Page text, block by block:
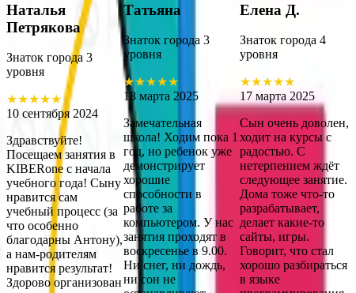
Наталья
Петрякова
Знаток города 3
уровня
★★★★★
10 сентября 2024
Здравствуйте!
Посещаем занятия в
KIBERone с начала
учебного года! Сыну
нравится сам
учебный процесс (за
что особенно
благодарны Антону),
а нам-родителям
нравится результат!
Здорово организован
Татьяна
Знаток города 3
уровня
★★★★★
18 марта 2025
Замечательная
школа! Ходим пока 1
год, но ребенок уже
демонстрирует
хорошие
способности в
работе за
компьютером. У нас
занятия проходят в
воскресенье в 9.00.
Ни снег, ни дождь,
ни сон не
Елена Д.
Знаток города 4
уровня
★★★★★
17 марта 2025
Сын очень доволен,
ходит на курсы с
радостью. С
нетерпением ждёт
следующее занятие.
Дома тоже что-то
разрабатывает,
делает какие-то
сайты, игры.
Говорит, что стал
хорошо разбираться
в языке